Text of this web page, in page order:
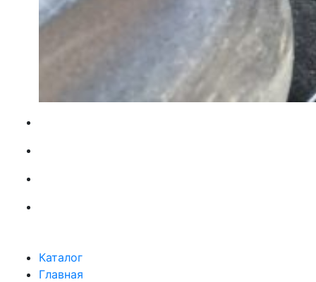
Каталог
Главная